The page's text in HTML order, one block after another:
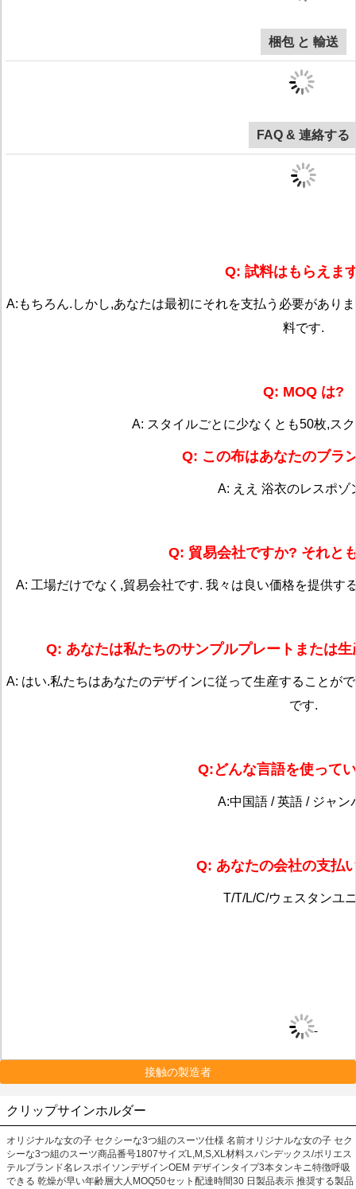
梱包 と 輸送
FAQ & 連絡する
Q: 試料はもらえま
A:もちろん.しかし,あなたは最初にそれを支払う必要があり
料です.
Q: MOQ は?
A: スタイルごとに少なくとも50枚,ス
Q: この布はあなたのブラ
A: ええ 浴衣のレスポゾ
Q: 貿易会社ですか? それと
A: 工場だけでなく,貿易会社です. 我々は良い価格を提供す
Q: あなたは私たちのサンプルプレートまたは
A: はい.私たちはあなたのデザインに従って生産することが
です.
Q:どんな言語を使って
A:中国語 / 英語 / ジャン
Q: あなたの会社の支払
T/T/L/C/ウェスタンユ
接触の製造者
クリップサインホルダー
オリジナルな女の子 セクシーな3つ組のスーツ仕様 名前オリジナルな女の子 セク
シーな3つ組のスーツ商品番号1807サイズL,M,S,XL材料スパンデックス/ポリエス
テルブランド名レスポイソンデザインOEM デザインタイプ3本タンキニ特徴呼吸
できる 乾燥が早い年齢層大人MOQ50セット配達時間30 日製品表示 推奨する製品